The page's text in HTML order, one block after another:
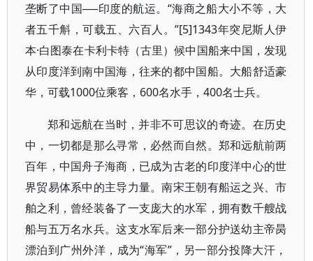
垄断了中国──印度的航运。“海商之船大小不等，大
者五千斛，可载五、六百人。”[5]1343年突尼斯人伊
本·白图泰在卡利卡特（古里）候中国船来中国，发现
从印度洋到南中国海，往来的都中国船。大船舒适豪
华，可载1000位乘客，600名水手，400名士兵。
郑和远航在当时，并非不可思议的奇迹。在历史
中，一切都是那么寻常，必然而自然。郑和远航前两
百年，中国舟子海商，已成为古老的印度洋中心的世
界贸易体系中的主导力量。南宋王朝有船运之兴、市
舶之利，曾经装备了一支庞大的水军，拥有数千艘战
船与五万名水兵。这支水军后来一部分护送幼主帝昺
漂泊到广州外洋，成为“海军”，另一部分投降大汗，